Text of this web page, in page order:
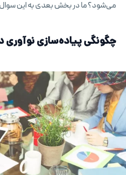
می‌شود؟ ما در بخش بعدی به این
چگونگی پیاده‌سازی نوآوری